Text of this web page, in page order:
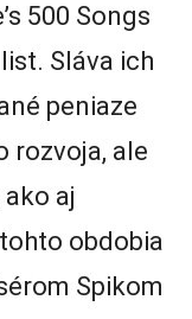
500 Songs
Sláva ich
peniaze
rozvoja, ale
aj
obdobia
Spikom